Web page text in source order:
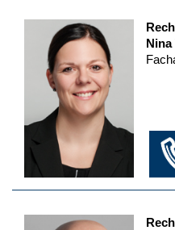
Nina